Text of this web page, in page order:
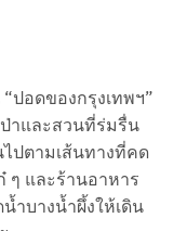
ปอดของกรุงเทพฯ”
าและสวนที่ร่มรื่น
ปตามเส้นทางที่คด
ๆ และร้านอาหาร
ำบางน้ำผึ้งให้เดิน